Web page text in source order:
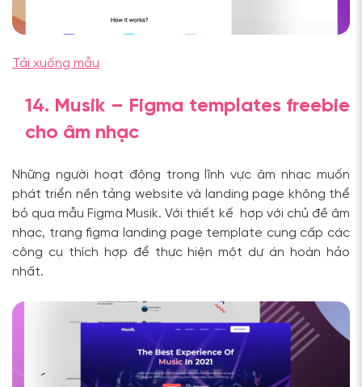
Tải xuống mẫu
14. Musik – Figma templates freebie
cho âm nhạc
Những người hoạt động trong lĩnh vực âm nhạc muốn
phát triển nền tảng website và landing page không thể
bỏ qua mẫu Figma Musik. Với thiết kế hợp với chủ đề âm
nhạc, trang figma landing page template cung cấp các
công cụ thích hợp để thực hiện một dự án hoàn hảo
nhất.